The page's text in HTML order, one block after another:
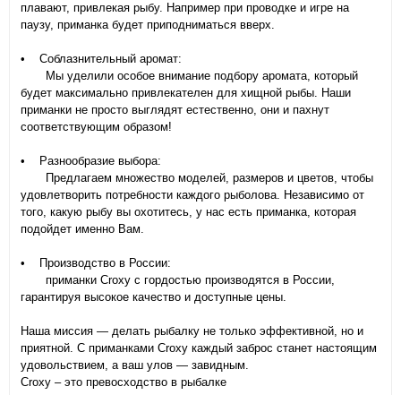
плавают, привлекая рыбу. Например при проводке и игре на
паузу, приманка будет приподниматься вверх.
• Соблазнительный аромат:
Мы уделили особое внимание подбору аромата, который
будет максимально привлекателен для хищной рыбы. Наши
приманки не просто выглядят естественно, они и пахнут
соответствующим образом!
• Разнообразие выбора:
Предлагаем множество моделей, размеров и цветов, чтобы
удовлетворить потребности каждого рыболова. Независимо от
того, какую рыбу вы охотитесь, у нас есть приманка, которая
подойдет именно Вам.
• Производство в России:
приманки Croxy с гордостью производятся в России,
гарантируя высокое качество и доступные цены.
Наша миссия — делать рыбалку не только эффективной, но и
приятной. С приманками Croxy каждый заброс станет настоящим
удовольствием, а ваш улов — завидным.
Croxy – это превосходство в рыбалке